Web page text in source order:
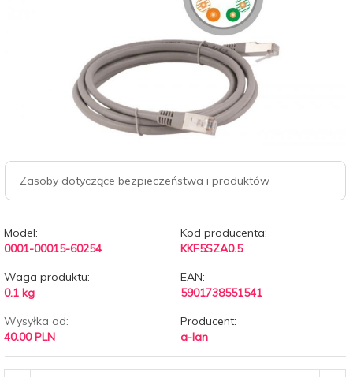
Zasoby dotyczące bezpieczeństwa i produktów
Model:
0001-00015-60254
Kod producenta:
KKF5SZA0.5
Waga produktu:
0.1 kg
EAN:
5901738551541
Wysyłka od:
40.00 PLN
Producent:
a-lan